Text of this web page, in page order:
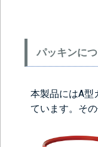
パッキンに
本製品にはA型
ています。そ